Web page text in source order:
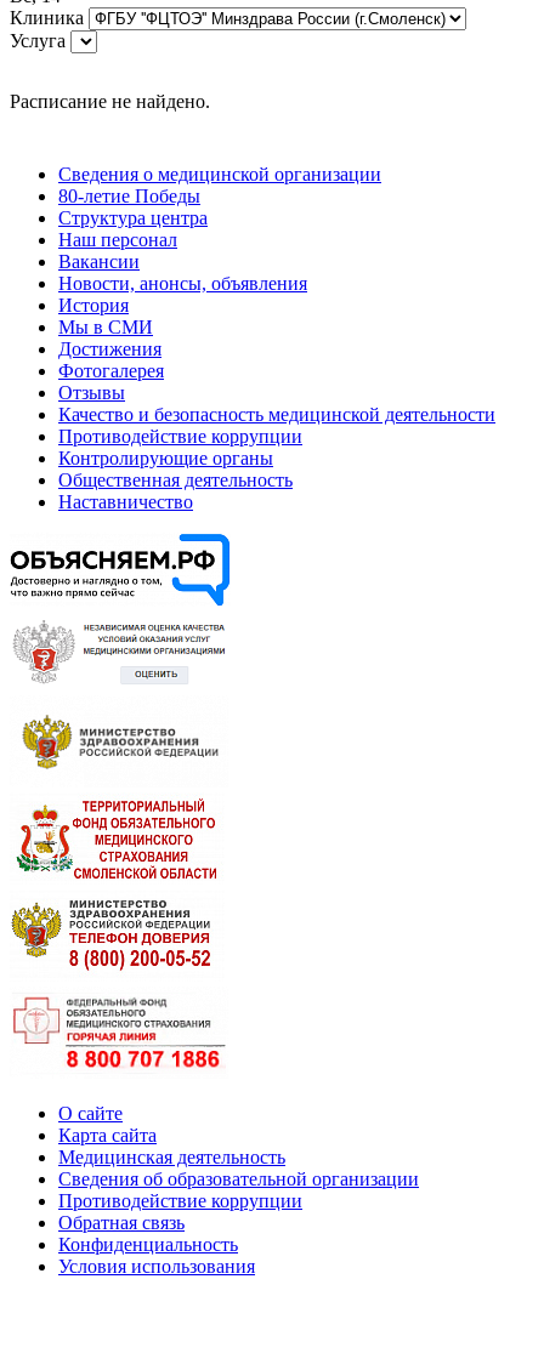
Клиника
Услуга
Расписание не найдено.
Сведения о медицинской организации
80-летие Победы
Структура центра
Наш персонал
Вакансии
Новости, анонсы, объявления
История
Мы в СМИ
Достижения
Фотогалерея
Отзывы
Качество и безопасность медицинской деятельности
Противодействие коррупции
Контролирующие органы
Общественная деятельность
Наставничество
О сайте
Карта сайта
Медицинская деятельность
Сведения об образовательной организации
Противодействие коррупции
Обратная связь
Конфиденциальность
Условия использования